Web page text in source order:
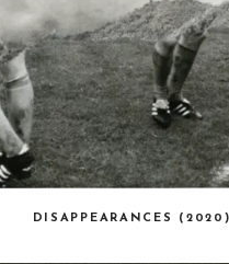
DISAPPEARANCES (2020)